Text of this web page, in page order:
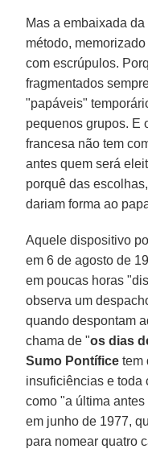
Mas a embaixada da
método,
com escrúpulos.
fragmentados
"papáveis"
pequenos grupos. E
francesa não tem
antes quem será
porquê das
dariam forma ao
Aquele dispositivo
em 6 de agosto de
em poucas horas
observa um
quando despontam
chama de "os dias
Sumo Pontífice tem
insuficiências e toda
como "a última
em junho de 1977,
para nomear quatro